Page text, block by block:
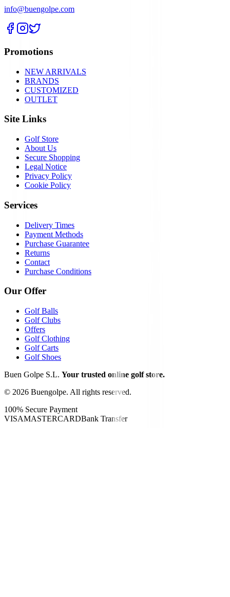
info@buengolpe.com
Promotions
NEW ARRIVALS
BRANDS
CUSTOMIZED
OUTLET
Site Links
Golf Store
About Us
Secure Shopping
Legal Notice
Privacy Policy
Cookie Policy
Services
Delivery Times
Payment Methods
Purchase Guarantee
Returns
Contact
Purchase Conditions
Our Offer
Golf Balls
Golf Clubs
Offers
Golf Clothing
Golf Carts
Golf Shoes
Buen Golpe S.L. Your trusted online golf store.
© 2026 Buengolpe. All rights reserved.
100% Secure Payment
VISAMASTERCARDBank Transfer